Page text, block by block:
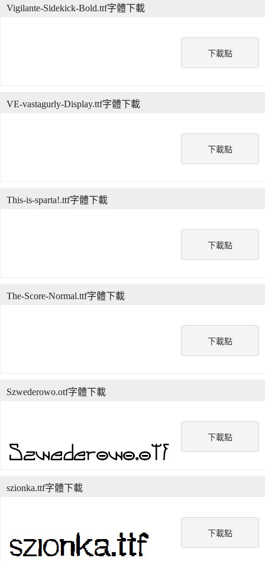
下載點
Vigilante-Sidekick-Bold.ttf字體下載
下載點
VE-vastagurly-Display.ttf字體下載
下載點
This-is-sparta!.ttf字體下載
下載點
The-Score-Normal.ttf字體下載
下載點
Szwederowo.otf字體下載
下載點
szionka.ttf字體下載